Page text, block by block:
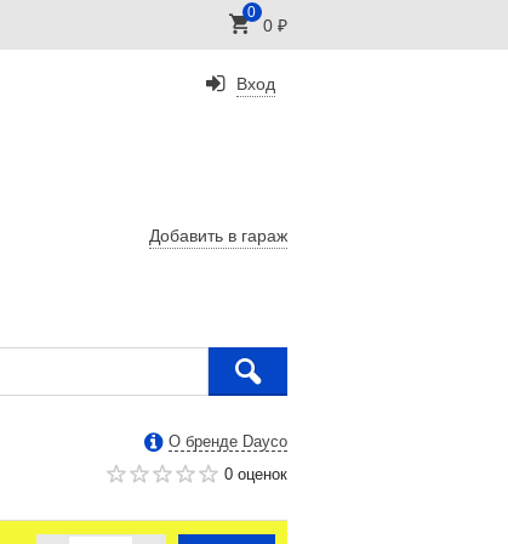
0
0₽
Вход
Добавить в гараж
О бренде Dayco
0 оценок